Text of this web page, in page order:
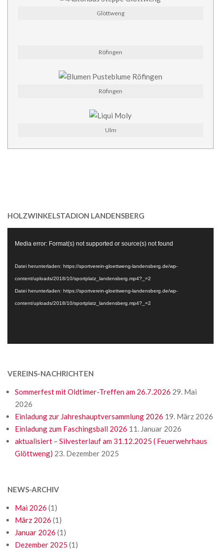
Glöttweng
Röfingen
Röfingen
Ulm
HOLZWINKELSTADION LANDENSBERG
Player
Media error: Format(s) not supported or source(s) not found
Datei herunterladen: https://sportverein-gloettweng-landensberg.de/wp-
content/uploads/2018/10/sportplatz_landensberg.mp4?_=2
Datei herunterladen: https://sportverein-gloettweng-landensberg.de/wp-
content/uploads/2018/10/sportplatz_landensberg.mp4?_=2
VEREINS-NACHRICHTEN
Sommerfest mit Oldtimer-Treffen am 26.7.2026 29. Mai
2026
Einladung zur Jahreshauptversammlung 2026 19. März 2026
Einladung zum Faschingsball 2026 11. Januar 2026
aktualisiert – Silvesterlauf am 31.12.2025 ( Feuerwehrhaus
Glöttweng) 23. Dezember 2025
NEWS-ARCHIV
Mai 2026 (1)
März 2026 (1)
Januar 2026 (1)
Dezember 2025 (1)